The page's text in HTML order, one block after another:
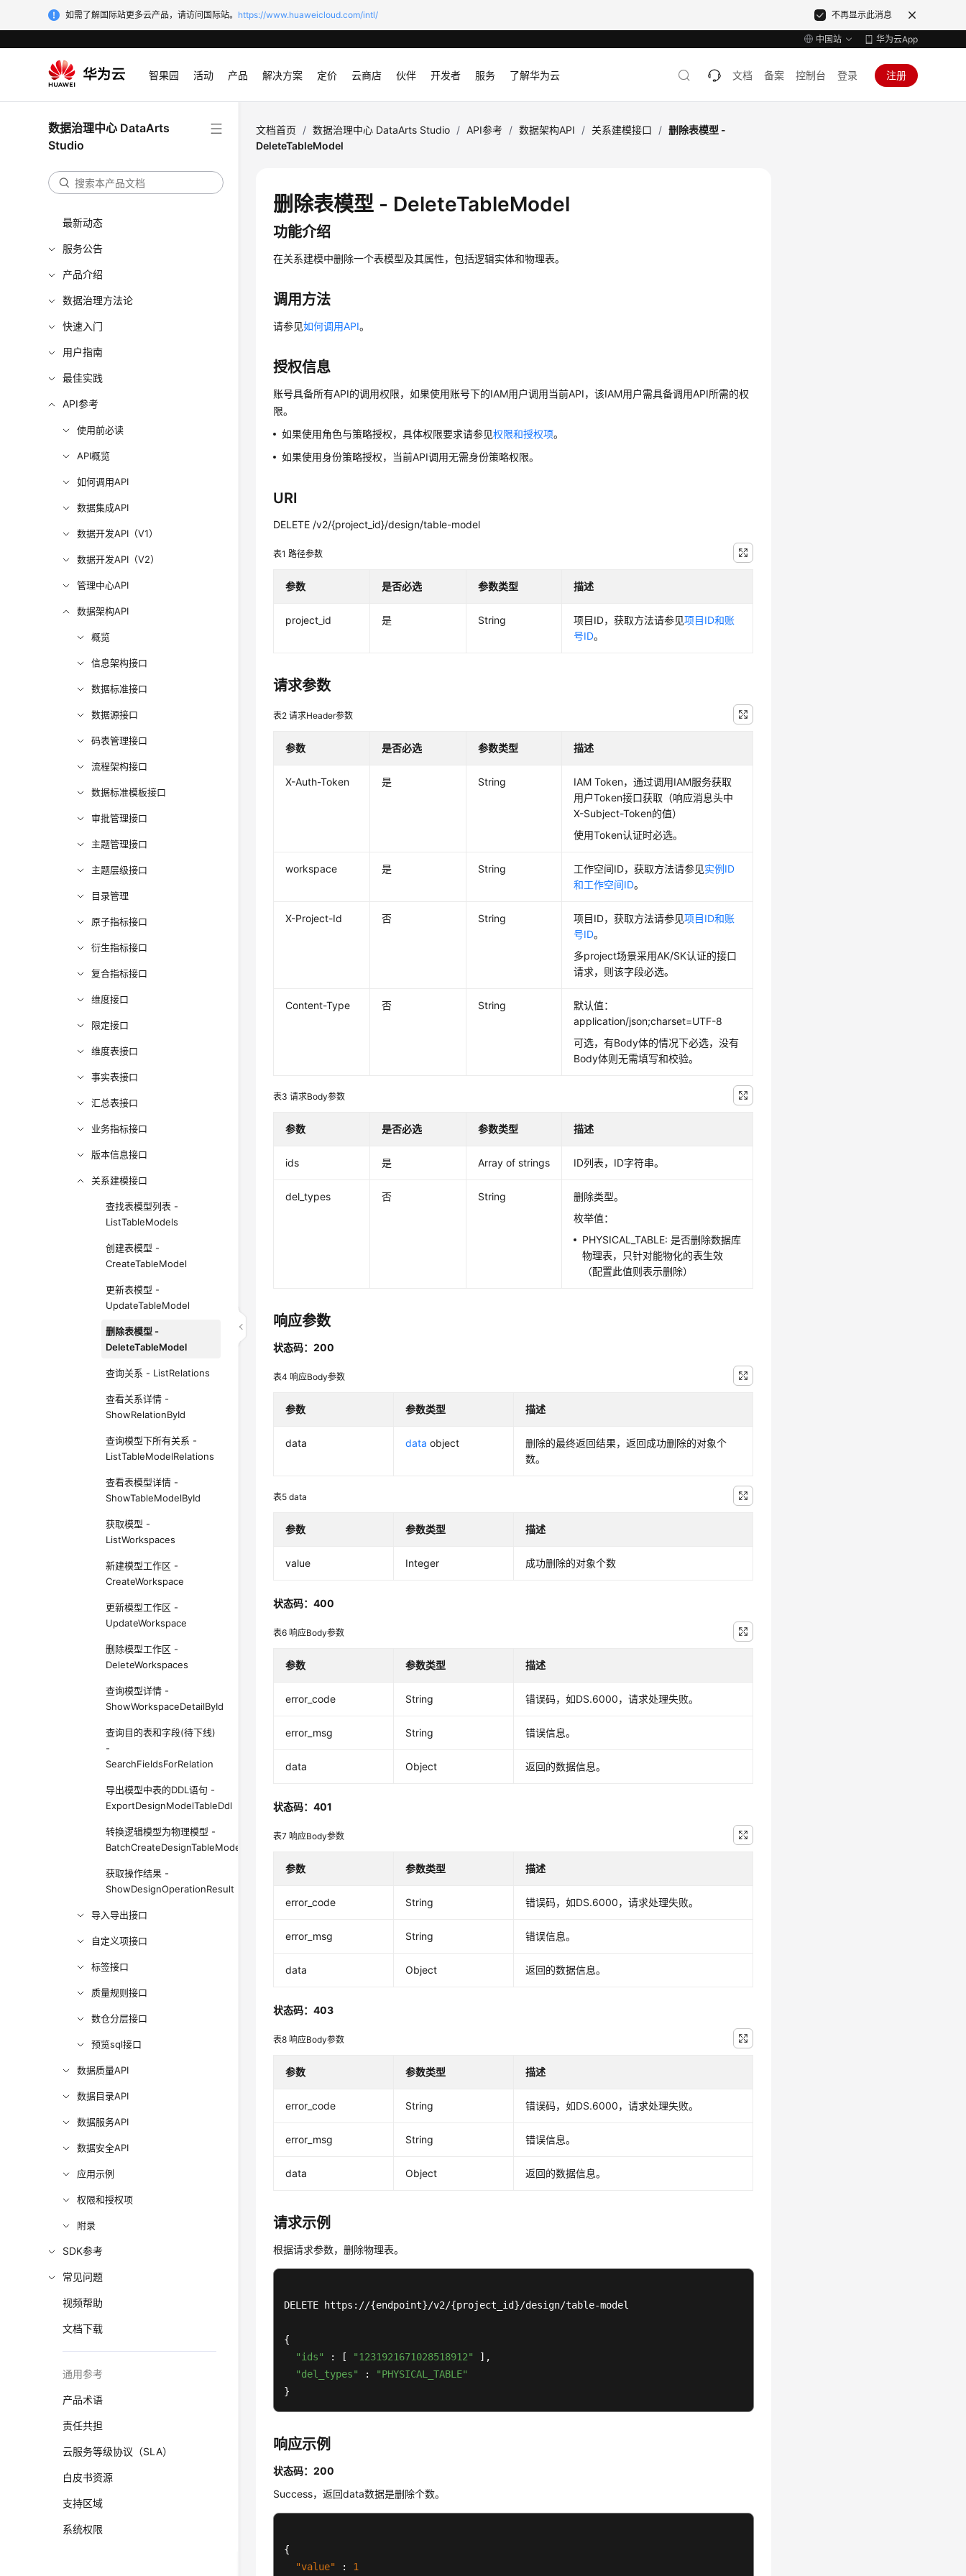
如需了解国际站更多云产品，请访问国际站。 https://www.huaweicloud.com/intl/ 不再显示此消息
中国站 华为云App
智果园 活动 产品 解决方案 定价 云商店 伙伴 开发者 服务 了解华为云 文档 备案 控制台 登录 注册
数据治理中心 DataArts
Studio
最新动态
服务公告
产品介绍
数据治理方法论
快速入门
用户指南
最佳实践
API参考
使用前必读
API概览
如何调用API
数据集成API
数据开发API（V1）
数据开发API（V2）
管理中心API
数据架构API
概览
信息架构接口
数据标准接口
数据源接口
码表管理接口
流程架构接口
数据标准模板接口
审批管理接口
主题管理接口
主题层级接口
目录管理
原子指标接口
衍生指标接口
复合指标接口
维度接口
限定接口
维度表接口
事实表接口
汇总表接口
业务指标接口
版本信息接口
关系建模接口
查找表模型列表 -
ListTableModels
创建表模型 -
CreateTableModel
更新表模型 -
UpdateTableModel
删除表模型 -
DeleteTableModel
查询关系 - ListRelations
查看关系详情 -
ShowRelationById
查询模型下所有关系 -
ListTableModelRelations
查看表模型详情 -
ShowTableModelById
获取模型 -
ListWorkspaces
新建模型工作区 -
CreateWorkspace
更新模型工作区 -
UpdateWorkspace
删除模型工作区 -
DeleteWorkspaces
查询模型详情 -
ShowWorkspaceDetailById
查询目的表和字段(待下线)
-
SearchFieldsForRelation
导出模型中表的DDL语句 -
ExportDesignModelTableDdl
转换逻辑模型为物理模型 -
BatchCreateDesignTableModelsFromLogic
获取操作结果 -
ShowDesignOperationResult
导入导出接口
自定义项接口
标签接口
质量规则接口
数仓分层接口
预览sql接口
数据质量API
数据目录API
数据服务API
数据安全API
应用示例
权限和授权项
附录
SDK参考
常见问题
视频帮助
文档下载
通用参考
产品术语
责任共担
云服务等级协议（SLA）
白皮书资源
支持区域
系统权限
文档首页 / 数据治理中心 DataArts Studio / API参考 / 数据架构API / 关系建模接口 / 删除表模型 -
DeleteTableModel
删除表模型 - DeleteTableModel
功能介绍
在关系建模中删除一个表模型及其属性，包括逻辑实体和物理表。
调用方法
请参见如何调用API。
授权信息
账号具备所有API的调用权限，如果使用账号下的IAM用户调用当前API，该IAM用户需具备调用API所需的权
限。
如果使用角色与策略授权，具体权限要求请参见权限和授权项。
如果使用身份策略授权，当前API调用无需身份策略权限。
URI
DELETE /v2/{project_id}/design/table-model
表1路径参数
参数 是否必选 参数类型 描述
project_id 是 String 项目ID，获取方法请参见项目ID和账
号ID。
请求参数
表2请求Header参数
参数 是否必选 参数类型 描述
X-Auth-Token 是 String
IAM Token，通过调用IAM服务获取
用户Token接口获取（响应消息头中
X-Subject-Token的值）
使用Token认证时必选。
workspace 是 String 工作空间ID，获取方法请参见实例ID
和工作空间ID。
X-Project-Id 否 String 项目ID，获取方法请参见项目ID和账
号ID。
多project场景采用AK/SK认证的接口
请求，则该字段必选。
Content-Type 否 String
默认值：
application/json;charset=UTF-8
可选，有Body体的情况下必选，没有
Body体则无需填写和校验。
表3请求Body参数
参数 是否必选 参数类型 描述
ids 是 Array of strings ID列表，ID字符串。
del_types 否 String
删除类型。
枚举值：
PHYSICAL_TABLE: 是否删除数据库
物理表，只针对能物化的表生效
（配置此值则表示删除）
响应参数
状态码：200
表4响应Body参数
参数 参数类型 描述
data data object
删除的最终返回结果，返回成功删除的对象个
数。
表5data
参数 参数类型 描述
value Integer 成功删除的对象个数
状态码：400
表6响应Body参数
参数 参数类型 描述
error_code String 错误码，如DS.6000，请求处理失败。
error_msg String 错误信息。
data Object 返回的数据信息。
状态码：401
表7响应Body参数
参数 参数类型 描述
error_code String 错误码，如DS.6000，请求处理失败。
error_msg String 错误信息。
data Object 返回的数据信息。
状态码：403
表8响应Body参数
参数 参数类型 描述
error_code String 错误码，如DS.6000，请求处理失败。
error_msg String 错误信息。
data Object 返回的数据信息。
请求示例
根据请求参数，删除物理表。
DELETE https://{endpoint}/v2/{project_id}/design/table-model
{
"ids"
: [ "1231921671028518912"
],
"del_types"
:
"PHYSICAL_TABLE"
}
响应示例
状态码：200
Success，返回data数据是删除个数。
{
"value"
: 1